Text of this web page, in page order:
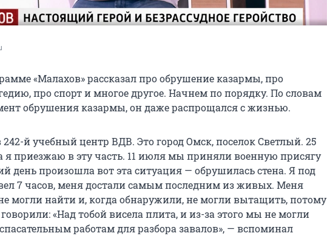
«Малахов» рассказал про обрушение казармы, про
про спорт и многое другое. Начнем по порядку. По словам
обрушения казармы, он даже распрощался с жизнью.
й учебный центр ВДВ. Это город Омск, поселок Светлый. 25
я приезжаю в эту часть. 11 июля мы приняли военную присягу
день произошла вот эта ситуация — обрушилась стена. Я под
7 часов, меня достали самым последним из живых. Меня
могли найти и, когда обнаружили, не могли вытащить, потому
«Над тобой висела плита, и из-за этого мы не могли
работам для разбора завалов», — вспоминал